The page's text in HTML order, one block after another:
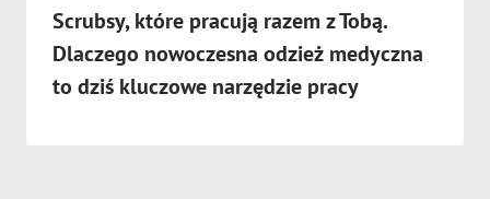
Scrubsy, które pracują razem z Tobą.
Dlaczego nowoczesna odzież medyczna
to dziś kluczowe narzędzie pracy